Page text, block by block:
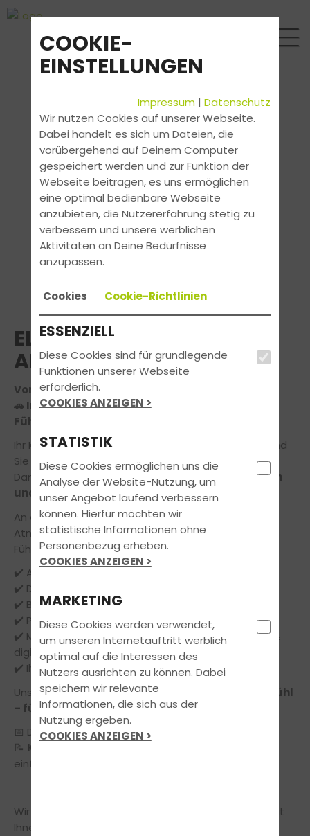
ELTERN INFOABEND (FÜR
ALLE)
Voraussichtlicher Termin am 17.09.2026
🚗 Infoabend für Eltern – Alles rund um den
Führerschein Ihres Kindes
Ihr Kind möchte bald den Führerschein machen – und
Sie haben noch Fragen?
Dann laden wir Sie herzlich zu unseremkostenlosen
und unverbindlichen Infoabend für Eltern
An diesem Abend klären wir in entspannter
Atmosphäre alle wichtigen Themen rund um die
Führerscheinausbildung:
✔️ Ablauf der Theorie- und Praxisausbildung
✔️ Dauer und Kosten – transparent erklärt
✔️ Begleitetes Fahren ab 17
✔️ Prüfungsangst & optimale Vorbereitung
✔️ Moderne Ausbildungsmethoden (z. B. Simulator &
digitale Lernsysteme)
✔️ Ihre Rolle als Eltern während der Ausbildung
Unser Ziel:Sicherheit, Klarheit und ein gutes Gefühl
– für Sie und Ihr Kind.
📅 Der Termin istkostenlos und unverbindlich
📝 Keine Anmeldung erforderlich
einfach vorbei!
Wir freuen uns auf einen informativen Austausch mit
Ihnen.
COOKIE-
EINSTELLUNGEN
Impressum |Datenschutz
Wir nutzen Cookies auf unserer Webseite.
Dabei handelt es sich um Dateien, die
vorübergehend auf Deinem Computer
gespeichert werden und zur Funktion der
Webseite beitragen, es uns ermöglichen
eine optimal bedienbare Webseite
anzubieten, die Nutzererfahrung stetig zu
verbessern und unsere werblichen
Aktivitäten an Deine Bedürfnisse
anzupassen.
Cookies Cookie-Richtlinien
ESSENZIELL
Diese Cookies sind für grundlegende
Funktionen unserer Webseite
erforderlich.
COOKIES ANZEIGEN >
STATISTIK
Diese Cookies ermöglichen uns die
Analyse der Website-Nutzung, um
unser Angebot laufend verbessern
können. Hierfür möchten wir
statistische Informationen ohne
Personenbezug erheben.
COOKIES ANZEIGEN >
MARKETING
Diese Cookies werden verwendet,
um unseren Internetauftritt werblich
optimal auf die Interessen des
Nutzers ausrichten zu können. Dabei
speichern wir relevante
Informationen, die sich aus der
Nutzung ergeben.
COOKIES ANZEIGEN >